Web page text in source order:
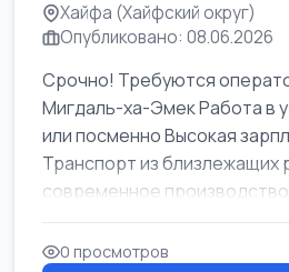
Хайфа (Хайфский округ)
Опубликовано: 08.06.2026
Срочно! Требуются
Мигдаль-ха-Эмек Работа в
или посменно Высокая
Транспорт из близлежащих
современное производство
0 просмотров